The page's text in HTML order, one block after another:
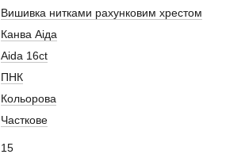
Вишивка нитками рахунковим хрестом
Канва Аіда
Aida 16ct
ПНК
Кольорова
Часткове
15